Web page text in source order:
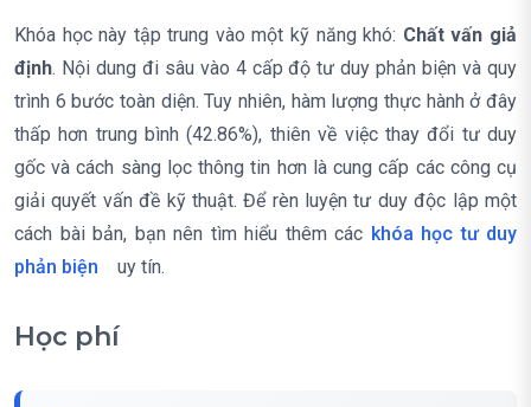
Khóa học này tập trung vào một kỹ năng khó: Chất vấn giả
định. Nội dung đi sâu vào 4 cấp độ tư duy phản biện và quy
trình 6 bước toàn diện. Tuy nhiên, hàm lượng thực hành ở đây
thấp hơn trung bình (42.86%), thiên về việc thay đổi tư duy
gốc và cách sàng lọc thông tin hơn là cung cấp các công cụ
giải quyết vấn đề kỹ thuật. Để rèn luyện tư duy độc lập một
cách bài bản, bạn nên tìm hiểu thêm các khóa học tư duy
phản biện
uy tín.
Học phí